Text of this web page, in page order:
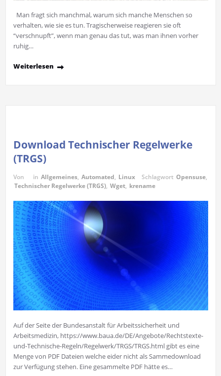
Man fragt sich manchmal, warum sich manche Menschen so
verhalten, wie sie es tun. Tragischerweise reagieren sie oft
“verschnupft”, wenn man genau das tut, was man ihnen vorher
ruhig…
Weiterlesen
Download Technischer Regelwerke
(TRGS)
Von in Allgemeines, Automated, Linux Schlagwort Opensuse,
Technischer Regelwerke (TRGS), Wget, krename
Auf der Seite der Bundesanstalt für Arbeitssicherheit und
Arbeitsmedizin, https://www.baua.de/DE/Angebote/Rechtstexte-
und-Technische-Regeln/Regelwerk/TRGS/TRGS.html gibt es eine
Menge von PDF Dateien welche eider nicht als Sammedownload
zur Verfügung stehen. Eine gesammelte PDF hätte es…